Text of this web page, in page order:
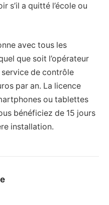
s’il a quitté l’école ou
avec tous les
que soit l’opérateur
de contrôle
par an. La licence
ou tablettes
bénéficiez de 15 jours
installation.